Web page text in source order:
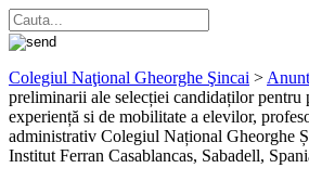
Colegiul Naţional Gheorghe Şincai >
preliminarii ale selecției candidaților pentru
experiență si de mobilitate a elevilor,
administrativ Colegiul Național Gheorghe
Institut Ferran Casablancas, Sabadell,